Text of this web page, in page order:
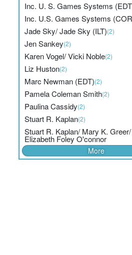
Inc. U. S. Games Systems
Inc. U.S. Games Systems
Jade Sky/ Jade Sky (ILT)(2)
Jen Sankey(2)
Karen Vogel/ Vicki Noble(2)
Liz Huston(2)
Marc Newman (EDT)(2)
Pamela Coleman Smith(2)
Paulina Cassidy(2)
Stuart R. Kaplan(2)
Stuart R. Kaplan/ Mary K. Greer/
Elizabeth Foley O'connor
More